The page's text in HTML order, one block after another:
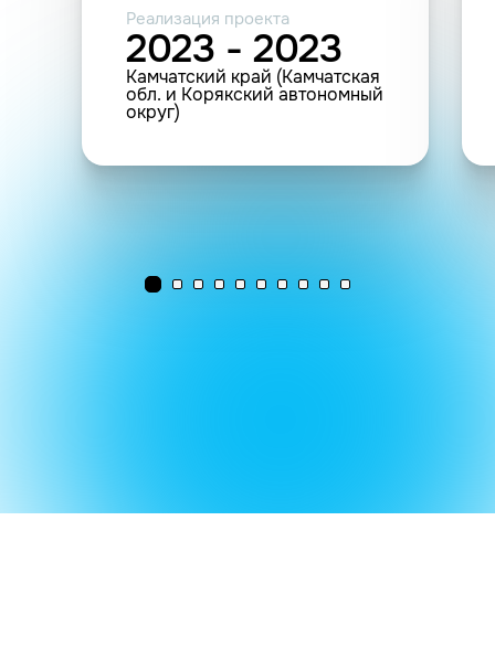
Реализация проекта
2023 - 2023
Камчатский край (Камчатская
обл. и Корякский автономный
округ)